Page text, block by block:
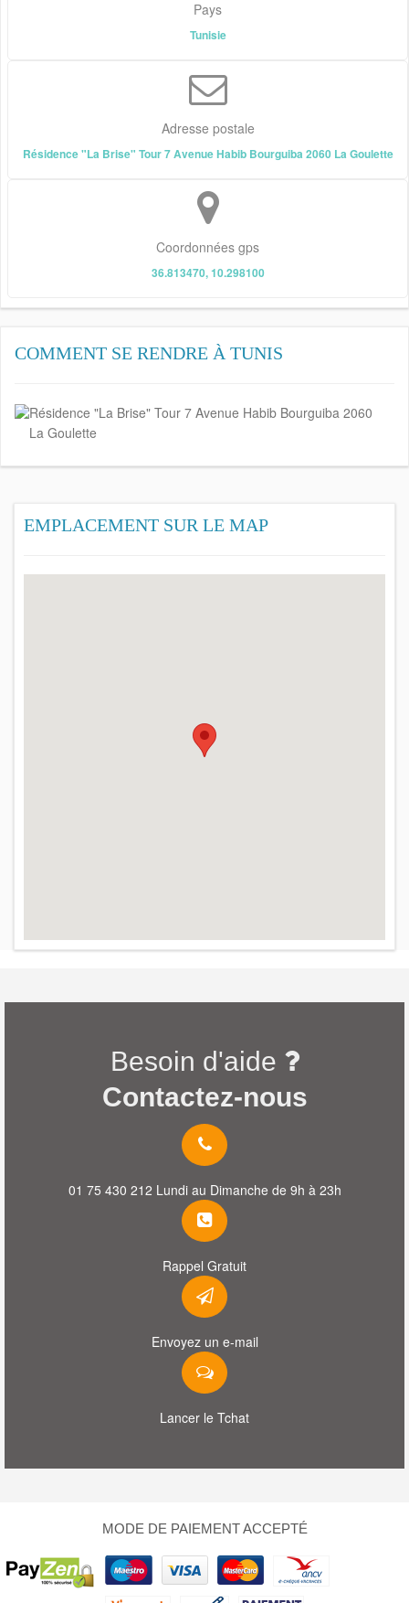
Pays
Tunisie
Adresse postale
Résidence "La Brise" Tour 7 Avenue Habib Bourguiba 2060 La Goulette
Coordonnées gps
36.813470, 10.298100
COMMENT SE RENDRE À TUNIS
Résidence "La Brise" Tour 7 Avenue Habib Bourguiba 2060
La Goulette
EMPLACEMENT SUR LE MAP
Besoin d'aide
Contactez-nous
01 75 430 212 Lundi au Dimanche de 9h à 23h
Rappel Gratuit
Envoyez un e-mail
Lancer le Tchat
MODE DE PAIEMENT ACCEPTÉ